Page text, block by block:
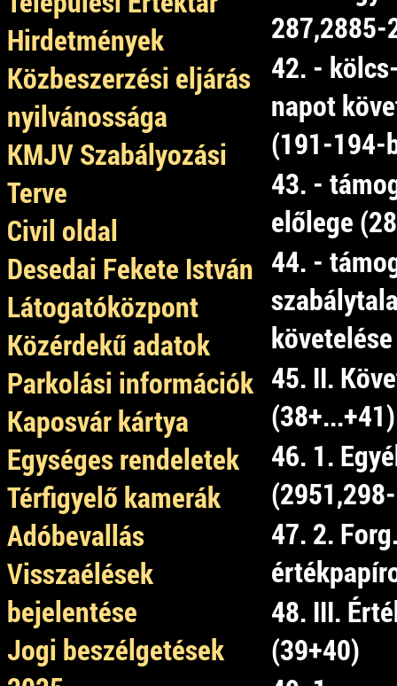
Hirdetmények
Közbeszerzési eljárás
nyilvánossága
KMJV Szabályozási
Terve
Civil oldal
Desedai Fekete István
Látogatóközpont
Közérdekű adatok
Parkolási információk
Kaposvár kártya
Egységes rendeletek
Térfigyelő kamerák
Adóbevallás
Visszaélések
bejelentése
Jogi beszélgetések
42. -
napot
(191-194-
43. -
előlege
44. -
45. II.
(38+...+41)
46. 1.
47. 2.
48. III.
(39+40)